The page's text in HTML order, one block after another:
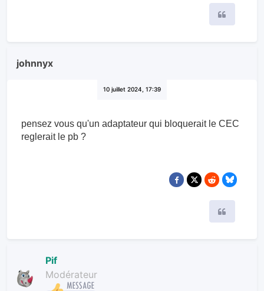
johnnyx
10 juillet 2024, 17:39
pensez vous qu'un adaptateur qui bloquerait le CEC
reglerait le pb ?
Pif
Modérateur